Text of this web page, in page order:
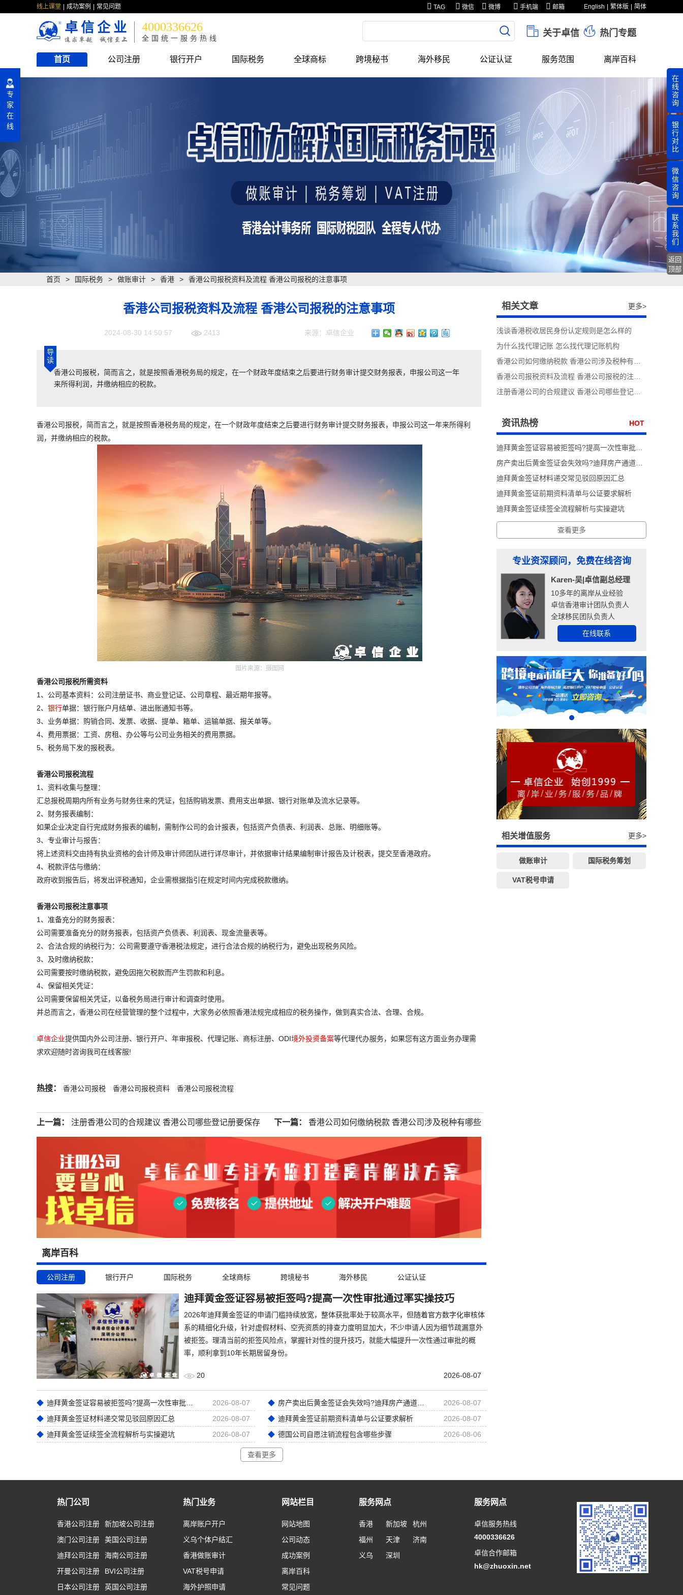
线上课堂 成功案例 常见问题 English 繁体版 简体
TAG 微信 微博 手机端 邮箱
卓信企业 4000336626
全国统一服务热线
关于卓信 热门专题
首页 公司注册 银行开户 国际税务 全球商标 跨境秘书 海外移民 公证认证 服务范围 离岸百科
首页 > 国际税务 > 做账审计 > 香港 > 香港公司报税资料及流程 香港公司报税的注意事项
香港公司报税资料及流程 香港公司报税的注意事项
2024-08-30 14:50:57 2413 来源：卓信企业
导
读
香港公司报税，简而言之，就是按照香港税务局的规定，在一个财政年度结束之后要进行财务审计提交财务报表，申报公司这一年
来所得利润，并缴纳相应的税款。
香港公司报税，简而言之，就是按照香港税务局的规定，在一个财政年度结束之后要进行财务审计提交财务报表，申报公司这一年来所得利
润，并缴纳相应的税款。
图片来源：摄图网
香港公司报税所需资料
1、公司基本资料：公司注册证书、商业登记证、公司章程、最近期年报等。
2、 银行单据：银行账户月结单、进出账通知书等。
3、业务单据：购销合同、发票、收据、提单、箱单、运输单据、报关单等。
4、费用票据：工资、房租、办公等与公司业务相关的费用票据。
5、税务局下发的报税表。
香港公司报税流程
1、资料收集与整理：
汇总报税周期内所有业务与财务往来的凭证，包括购销发票、费用支出单据、银行对账单及流水记录等。
2、财务报表编制：
如果企业决定自行完成财务报表的编制，需制作公司的会计报表，包括资产负债表、利润表、总账、明细账等。
3、专业审计与报告：
将上述资料交由持有执业资格的会计师及审计师团队进行详尽审计，并依据审计结果编制审计报告及计税表，提交至香港政府。
4、税款评估与缴纳：
政府收到报告后，将发出评税通知，企业需根据指引在规定时间内完成税款缴纳。
香港公司报税注意事项
1、准备充分的财务报表：
公司需要准备充分的财务报表，包括资产负债表、利润表、现金流量表等。
2、合法合规的纳税行为：公司需要遵守香港税法规定，进行合法合规的纳税行为，避免出现税务风险。
3、及时缴纳税款：
公司需要按时缴纳税款，避免因拖欠税款而产生罚款和利息。
4、保留相关凭证：
公司需要保留相关凭证，以备税务局进行审计和调查时使用。
并总而言之，香港公司在经营管理的整个过程中，大家务必依照香港法规完成相应的税务操作，做到真实合法、合理、合规。
卓信企业提供国内外公司注册、银行开户、年审报税、代理记账、商标注册、ODI境外投资备案等代理代办服务，如果您有这方面业务办理需
求欢迎随时咨询我司在线客服!
热搜： 香港公司报税 香港公司报税资料 香港公司报税流程
上一篇： 注册香港公司的合规建议 香港公司哪些登记册要保存 下一篇： 香港公司如何缴纳税款 香港公司涉及税种有哪些
离岸百科
公司注册 银行开户 国际税务 全球商标 跨境秘书 海外移民 公证认证
迪拜黄金签证容易被拒签吗?提高一次性审批通过率实操技巧
2026年迪拜黄金签证的申请门槛持续放宽，整体获批率处于较高水平，但随着官方数字化审核体
系的精细化升级，针对虚假材料、空壳资质的排查力度明显加大，不少申请人因为细节疏漏意外
被拒签。理清当前的拒签风险点，掌握针对性的提升技巧，就能大幅提升一次性通过审批的概
率，顺利拿到10年长期居留身份。
20 2026-08-07
2026-08-07
2026-08-07
迪拜黄金签证材料递交常见驳回原因汇总
2026-08-07 迪拜黄金签证前期资料清单与公证要求解析
2026-08-07
迪拜黄金签证续签全流程解析与实操避坑
2026-08-07 德国公司自愿注销流程包含哪些步骤 2026-08-06
查看更多
相关文章 更多>
浅谈香港税收居民身份认定规则是怎么样的
为什么找代理记账 怎么找代理记账机构
资讯热榜 HOT
迪拜黄金签证材料递交常见驳回原因汇总
迪拜黄金签证前期资料清单与公证要求解析
迪拜黄金签证续签全流程解析与实操避坑
查看更多
专业资深顾问，免费在线咨询
Karen-吴|卓信副总经理
10多年的离岸从业经验
卓信香港审计团队负责人
全球移民团队负责人
在线联系
相关增值服务 更多>
做账审计 国际税务筹划
VAT税号申请
热门公司
香港公司注册
新加坡公司注册
澳门公司注册
美国公司注册
迪拜公司注册
海南公司注册
开曼公司注册
BVI公司注册
日本公司注册
英国公司注册
热门业务
离岸账户开户
义乌个体户结汇
香港做账审计
VAT税号申请
海外护照申请
网站栏目
网站地图
公司动态
成功案例
离岸百科
常见问题
服务网点
香港 新加坡
杭州
福州
天津
济南
义乌
深圳
服务网点
卓信服务热线
4000336626
卓信合作邮箱
hk@zhuoxin.net
专
家
在
线
在
线
咨
询
银
行
对
比
微
信
咨
询
联
系
我
们
返回
顶部